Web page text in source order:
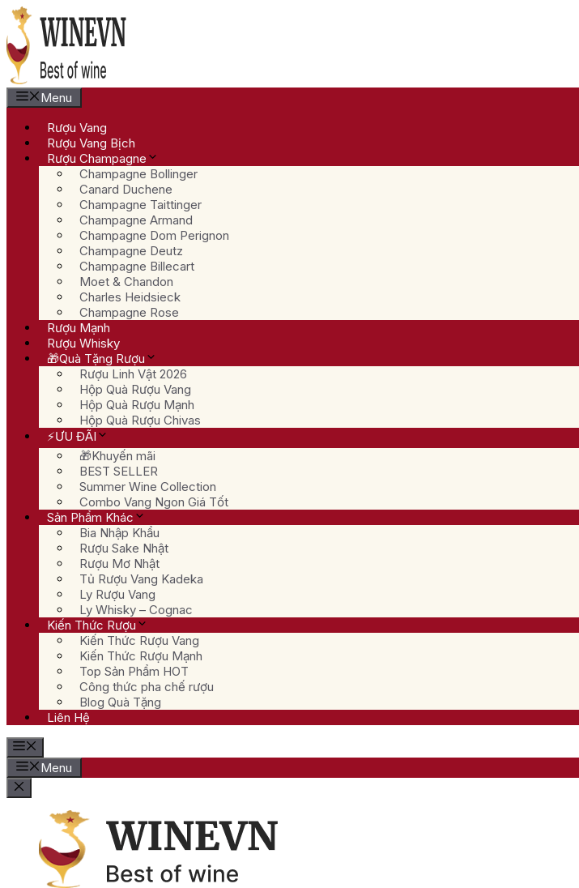
Chuyển
đến
nội
dung
Menu
Rượu Vang
Rượu Vang Bịch
Rượu Champagne
Champagne Bollinger
Canard Duchene
Champagne Taittinger
Champagne Armand
Champagne Dom Perignon
Champagne Deutz
Champagne Billecart
Moet & Chandon
Charles Heidsieck
Champagne Rose
Rượu Mạnh
Rượu Whisky
🎁Quà Tặng Rượu
Rượu Linh Vật 2026
Hộp Quà Rượu Vang
Hộp Quà Rượu Mạnh
Hộp Quà Rượu Chivas
⚡ƯU ĐÃI
🎁Khuyến mãi
BEST SELLER
Summer Wine Collection
Combo Vang Ngon Giá Tốt
Sản Phẩm Khác
Bia Nhập Khẩu
Rượu Sake Nhật
Rượu Mơ Nhật
Tủ Rượu Vang Kadeka
Ly Rượu Vang
Ly Whisky – Cognac
Kiến Thức Rượu
Kiến Thức Rượu Vang
Kiến Thức Rượu Mạnh
Top Sản Phẩm HOT
Công thức pha chế rượu
Blog Quà Tặng
Liên Hệ
Menu